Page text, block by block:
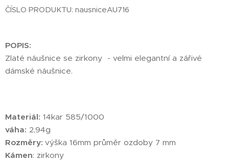
ČÍSLO PRODUKTU: nausniceAU716
POPIS:
Zlaté náušnice se zirkony - velmi elegantní a zářivé
dámské náušnice.
Materiál: 14kar 585/1000
váha: 2,94g
Rozměry: výška 16mm průměr ozdoby 7 mm
Kámen: zirkony